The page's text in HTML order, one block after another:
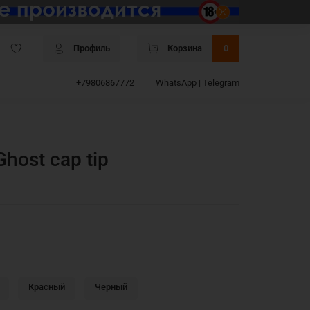
Профиль Корзина 0
+79806867772 WhatsApp | Telegram
cap tip
Красный Черный